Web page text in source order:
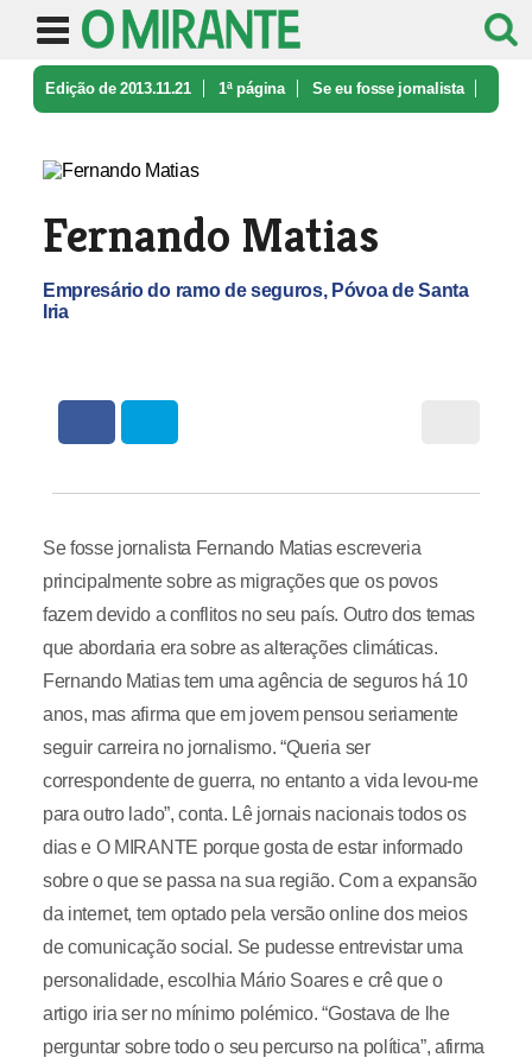
Edição de 2013.11.21 1ª página Se eu fosse jornalista
Fernando Matias
Empresário do ramo de seguros, Póvoa de Santa
Iria
Se fosse jornalista Fernando Matias escreveria
principalmente sobre as migrações que os povos
fazem devido a conflitos no seu país. Outro dos temas
que abordaria era sobre as alterações climáticas.
Fernando Matias tem uma agência de seguros há 10
anos, mas afirma que em jovem pensou seriamente
seguir carreira no jornalismo. “Queria ser
correspondente de guerra, no entanto a vida levou-me
para outro lado”, conta. Lê jornais nacionais todos os
dias e O MIRANTE porque gosta de estar informado
sobre o que se passa na sua região. Com a expansão
da internet, tem optado pela versão online dos meios
de comunicação social. Se pudesse entrevistar uma
personalidade, escolhia Mário Soares e crê que o
artigo iria ser no mínimo polémico. “Gostava de lhe
perguntar sobre todo o seu percurso na política”, afirma